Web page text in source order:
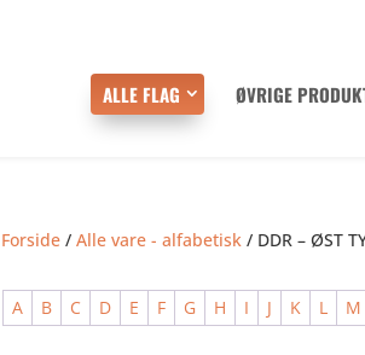
ALLE FLAG ØVRIGE
Forside /Alle vare - alfabetisk / DDR – ØST
A B C D E F G H I J K L M